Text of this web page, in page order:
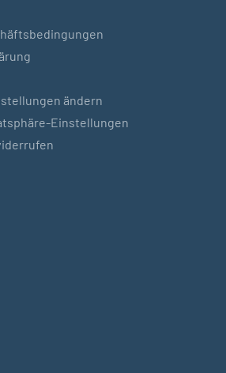
ändern
Einstellungen